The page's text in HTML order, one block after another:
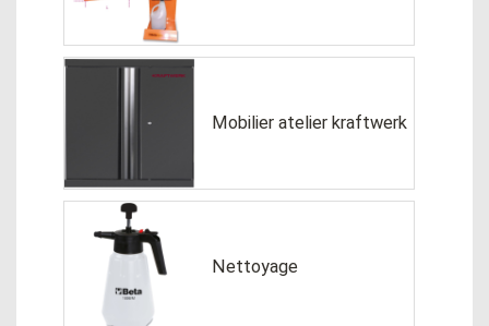
Mobilier atelier kraftwerk
Nettoyage